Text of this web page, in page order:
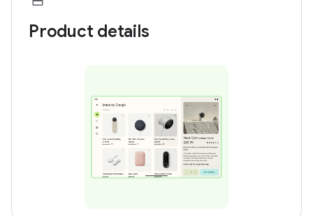
Product details